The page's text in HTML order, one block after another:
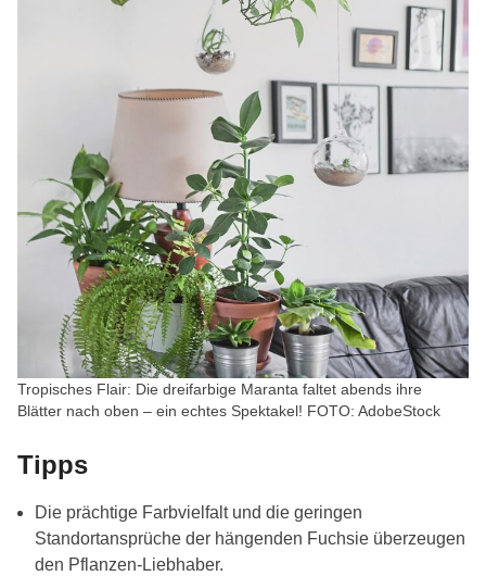
Tropisches Flair: Die dreifarbige Maranta faltet abends ihre
Blätter nach oben – ein echtes Spektakel! FOTO: AdobeStock
Tipps
Die prächtige Farbvielfalt und die geringen
Standortansprüche der hängenden Fuchsie überzeugen
den Pflanzen-Liebhaber.